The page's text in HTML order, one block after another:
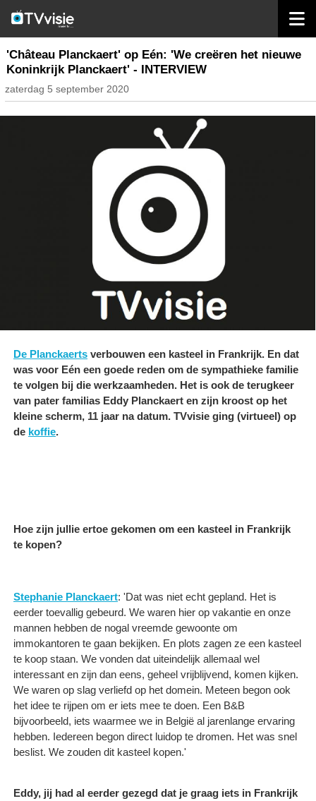
nieuws belgië
'Château Planckaert' op Eén: 'We creëren het nieuwe
Koninkrijk Planckaert' - INTERVIEW
zaterdag 5 september 2020
De Planckaerts verbouwen een kasteel in Frankrijk. En dat
was voor Eén een goede reden om de sympathieke familie
te volgen bij die werkzaamheden. Het is ook de terugkeer
van pater familias Eddy Planckaert en zijn kroost op het
kleine scherm, 11 jaar na datum. TVvisie ging (virtueel) op
de koffie.
Hoe zijn jullie ertoe gekomen om een kasteel in Frankrijk
te kopen?
Stephanie Planckaert: 'Dat was niet echt gepland. Het is
eerder toevallig gebeurd. We waren hier op vakantie en onze
mannen hebben de nogal vreemde gewoonte om
immokantoren te gaan bekijken. En plots zagen ze een kasteel
te koop staan. We vonden dat uiteindelijk allemaal wel
interessant en zijn dan eens, geheel vrijblijvend, komen kijken.
We waren op slag verliefd op het domein. Meteen begon ook
het idee te rijpen om er iets mee te doen. Een B&B
bijvoorbeeld, iets waarmee we in België al jarenlange ervaring
hebben. Iedereen begon direct luidop te dromen. Het was snel
beslist. We zouden dit kasteel kopen.'
Eddy, jij had al eerder gezegd dat je graag iets in Frankrijk